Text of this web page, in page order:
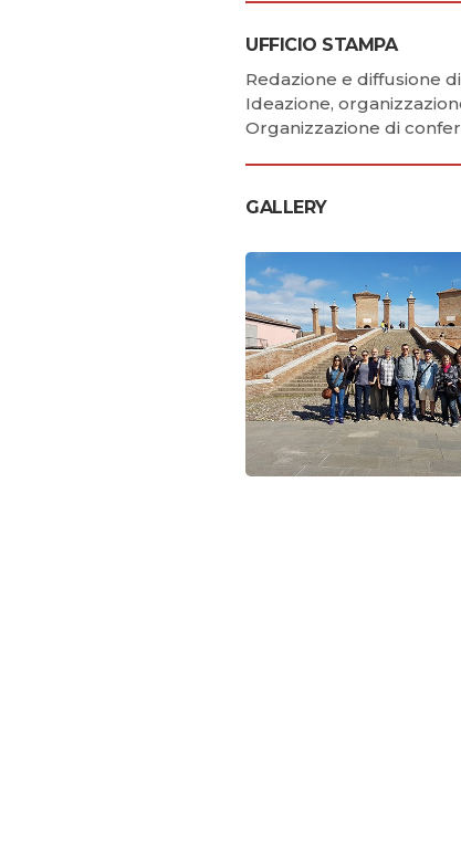
UFFICIO STAMPA
Redazione e diffusione
Ideazione,
Organizzazione di
GALLERY